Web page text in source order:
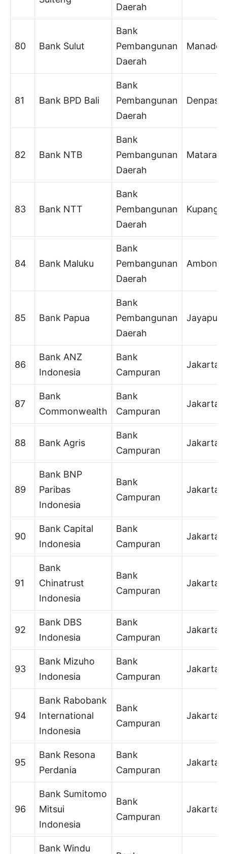
Daerah
80 Bank Sulut
Bank
Pembangunan
Daerah
Manado
81 Bank BPD Bali
Bank
Pembangunan
Daerah
Denpasar
82 Bank NTB
Bank
Pembangunan
Daerah
Mataram
83 Bank NTT
Bank
Pembangunan
Daerah
Kupang
84 Bank Maluku
Bank
Pembangunan
Daerah
Ambon
85 Bank Papua
Bank
Pembangunan
Daerah
Jayapura
86
Bank ANZ
Indonesia
Bank
Campuran
Jakarta
87
Bank
Commonwealth
Bank
Campuran
Jakarta
88 Bank Agris
Bank
Campuran
Jakarta
89
Bank BNP
Paribas
Indonesia
Bank
Campuran
Jakarta
90
Bank Capital
Indonesia
Bank
Campuran
Jakarta
91
Bank
Chinatrust
Indonesia
Bank
Campuran
Jakarta
92
Bank DBS
Indonesia
Bank
Campuran
Jakarta
93
Bank Mizuho
Indonesia
Bank
Campuran
Jakarta
94
Bank Rabobank
International
Indonesia
Bank
Campuran
Jakarta
95
Bank Resona
Perdania
Bank
Campuran
Jakarta
96
Bank Sumitomo
Mitsui
Indonesia
Bank
Campuran
Jakarta
Bank Windu